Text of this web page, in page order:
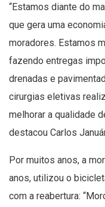
“Estamos diante do
que gera uma
moradores. Estamos
fazendo entregas
drenadas e
cirurgias eletivas
melhorar a qualidade
destacou Carlos
Por muitos anos, a
anos, utilizou o
com a reabertura: